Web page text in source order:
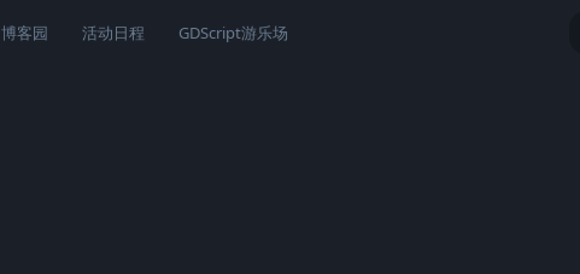
博客园 活动日程 GDScript游乐场